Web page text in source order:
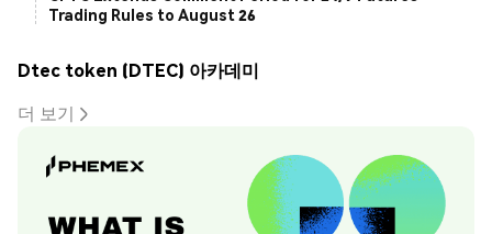
Trading Rules to August 26
Dtec token (DTEC) 아카데미
더 보기